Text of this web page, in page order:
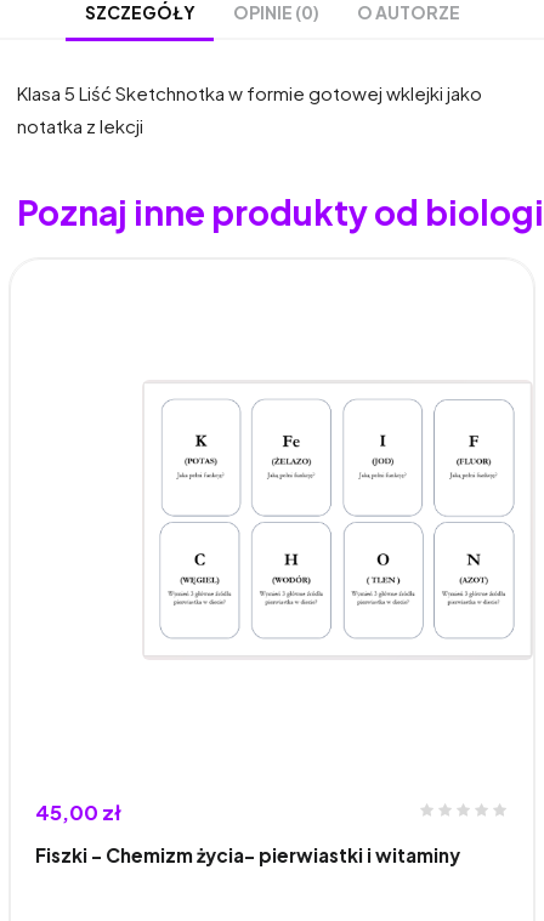
SZCZEGÓŁY OPINIE (0) O AUTORZE
Klasa 5 Liść Sketchnotka w formie gotowej wklejki jako
notatka z lekcji
Poznaj inne produkty od
45,00 zł
Fiszki - Chemizm życia- pierwiastki i witaminy